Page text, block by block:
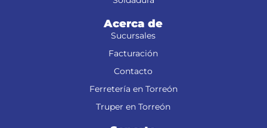
Acerca de
Sucursales
Facturación
Contacto
Ferretería en Torreón
Truper en Torreón